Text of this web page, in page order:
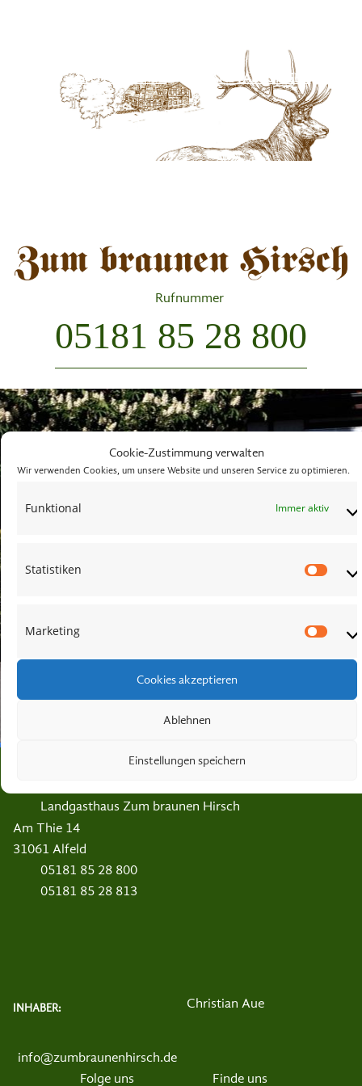
Cookie-Zustimmung verwalten
Wir verwenden Cookies, um unsere Website und unseren Service zu optimieren.
Funktional Immer aktiv
Statistiken
Marketing
Cookies akzeptieren
Ablehnen
Einstellungen speichern
GÄSTEZIMMER VERANSTALTUNGEN
Rufnummer
05181 85 28 800
Landgasthaus Zum braunen Hirsch
Am Thie 14
31061 Alfeld
05181 85 28 800
05181 85 28 813
INHABER: Christian Aue
info@zumbraunenhirsch.de
Folge uns
Finde uns